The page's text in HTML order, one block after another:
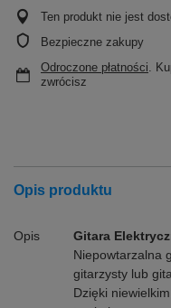
Ten produkt nie jest
Bezpieczne zakupy
Odroczone płatności.
zwrócisz
Opis produktu
Opis
Gitara
Niepowtarzalna
gitarzysty lub
Dzięki